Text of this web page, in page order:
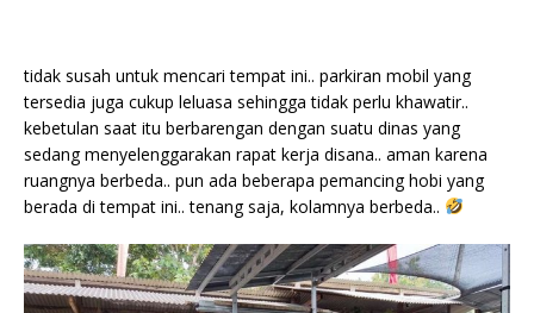
tidak susah untuk mencari tempat ini.. parkiran mobil yang
tersedia juga cukup leluasa sehingga tidak perlu khawatir..
kebetulan saat itu berbarengan dengan suatu dinas yang
sedang menyelenggarakan rapat kerja disana.. aman karena
ruangnya berbeda.. pun ada beberapa pemancing hobi yang
berada di tempat ini.. tenang saja, kolamnya berbeda..